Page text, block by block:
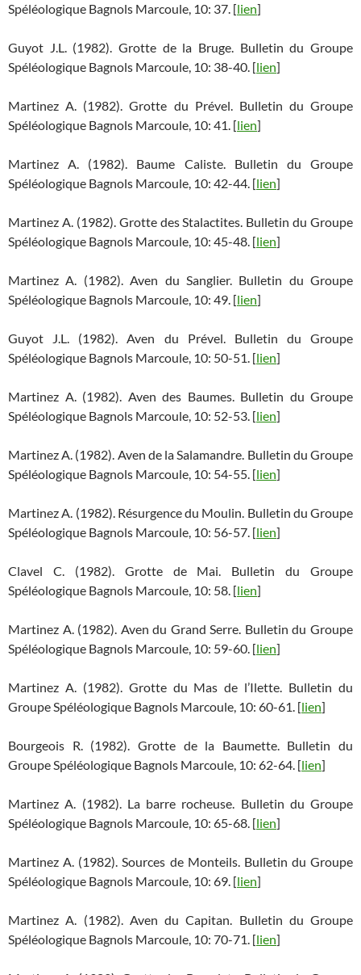
Spéléologique Bagnols Marcoule, 10: 37. [lien]
Guyot J.L. (1982). Grotte de la Bruge. Bulletin du Groupe
Spéléologique Bagnols Marcoule, 10: 38-40. [lien]
Martinez A. (1982). Grotte du Prével. Bulletin du Groupe
Spéléologique Bagnols Marcoule, 10: 41. [lien]
Martinez A. (1982). Baume Caliste. Bulletin du Groupe
Spéléologique Bagnols Marcoule, 10: 42-44. [lien]
Martinez A. (1982). Grotte des Stalactites. Bulletin du Groupe
Spéléologique Bagnols Marcoule, 10: 45-48. [lien]
Martinez A. (1982). Aven du Sanglier. Bulletin du Groupe
Spéléologique Bagnols Marcoule, 10: 49. [lien]
Guyot J.L. (1982). Aven du Prével. Bulletin du Groupe
Spéléologique Bagnols Marcoule, 10: 50-51. [lien]
Martinez A. (1982). Aven des Baumes. Bulletin du Groupe
Spéléologique Bagnols Marcoule, 10: 52-53. [lien]
Martinez A. (1982). Aven de la Salamandre. Bulletin du Groupe
Spéléologique Bagnols Marcoule, 10: 54-55. [lien]
Martinez A. (1982). Résurgence du Moulin. Bulletin du Groupe
Spéléologique Bagnols Marcoule, 10: 56-57. [lien]
Clavel C. (1982). Grotte de Mai. Bulletin du Groupe
Spéléologique Bagnols Marcoule, 10: 58. [lien]
Martinez A. (1982). Aven du Grand Serre. Bulletin du Groupe
Spéléologique Bagnols Marcoule, 10: 59-60. [lien]
Martinez A. (1982). Grotte du Mas de l’Ilette. Bulletin du
Groupe Spéléologique Bagnols Marcoule, 10: 60-61. [lien]
Bourgeois R. (1982). Grotte de la Baumette. Bulletin du
Groupe Spéléologique Bagnols Marcoule, 10: 62-64. [lien]
Martinez A. (1982). La barre rocheuse. Bulletin du Groupe
Spéléologique Bagnols Marcoule, 10: 65-68. [lien]
Martinez A. (1982). Sources de Monteils. Bulletin du Groupe
Spéléologique Bagnols Marcoule, 10: 69. [lien]
Martinez A. (1982). Aven du Capitan. Bulletin du Groupe
Spéléologique Bagnols Marcoule, 10: 70-71. [lien]